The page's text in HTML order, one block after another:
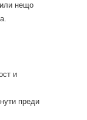
нещо
и
преди